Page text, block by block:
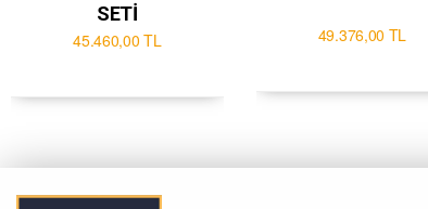
SETİ
45.460,00 TL 49.376,00 TL